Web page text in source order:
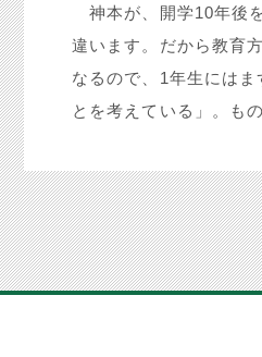
神本が、開学10年後
違います。だから教育
なるので、1年生には
とを考えている」。も